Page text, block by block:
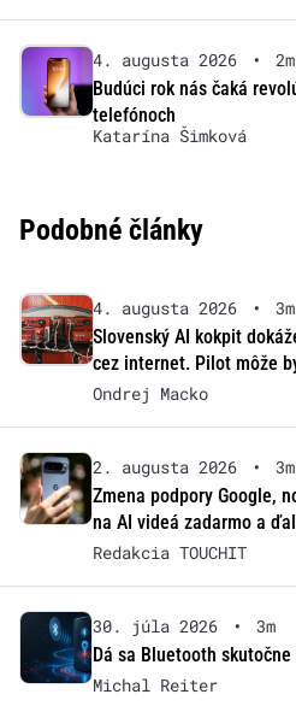
4. augusta 2026 •
2m
Budúci rok nás čaká
telefónoch
Katarína Šimková
Podobné články
4. augusta 2026 •
3m
Slovenský AI kokpit
cez internet. Pilot môže
Ondrej Macko
2. augusta 2026 •
3m
Zmena podpory Google,
na AI videá zadarmo a
Redakcia TOUCHIT
30. júla 2026 •
3m
Dá sa Bluetooth
Michal Reiter